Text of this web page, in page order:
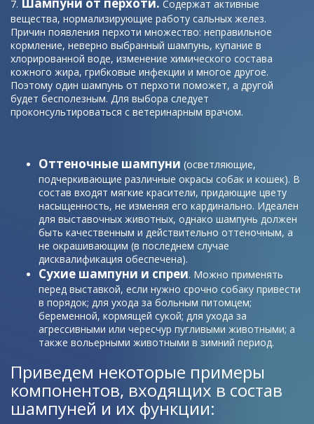
Содержат активные
вещества, нормализирующие работу сальных желез.
Причин появления перхоти множество: неправильное
кормление, неверно выбранный шампунь, купание в
хлорированной воде, изменение химического состава
кожного жира, грибковые инфекции и многое другое.
Поэтому один шампунь от перхоти поможет, а другой
будет бесполезным. Для выбора следует
проконсультироваться с ветеринарным врачом.
Оттеночные шампуни (осветляющие,
подчеркивающие различные окрасы собак и кошек). В
состав входят мягкие красители, придающие цвету
насыщенность, не изменяя его кардинально. Идеален
для выставочных животных, однако шампунь должен
быть качественным и действительно оттеночным, а
не окрашивающим (в последнем случае
дисквалификация обеспечена).
Сухие шампуни и спреи. Можно применять
перед выставкой, если нужно срочно собаку привести
в порядок; для ухода за больным питомцем;
беременной, кормящей сукой; для ухода за
агрессивными или чересчур пугливыми животными; а
также вольерными животными в зимний период.
Приведем некоторые примеры
компонентов, входящих в состав
шампуней и их функции: